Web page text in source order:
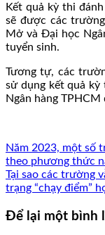
Kết quả kỳ thi
sẽ được các
Mở và Đại học
tuyển sinh.
Tương tự, các
sử dụng kết quả
Ngân hàng TPHCM
Năm 2023, một số
theo phương thức
Tại sao các trường
trạng “chạy điểm”
Để lại một bình